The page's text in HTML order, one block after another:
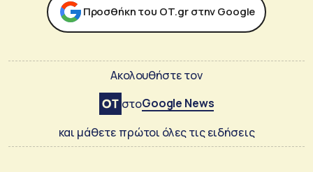
Προσθήκη του ΟΤ.gr στην Google
Ακολουθήστε τον
στοGoogle News
και μάθετε πρώτοι όλες τις ειδήσεις